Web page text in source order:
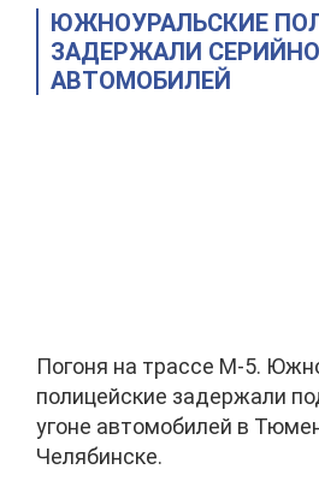
ЮЖНОУРАЛЬСКИЕ
ЗАДЕРЖАЛИ
АВТОМОБИЛЕЙ
Погоня на трассе М-5.
полицейские задержали
угоне автомобилей в
Челябинске.